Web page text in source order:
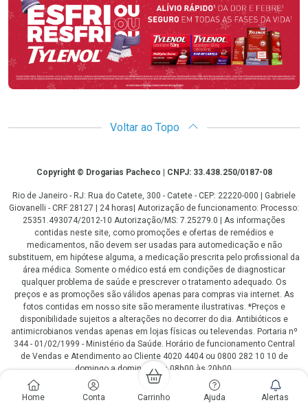
Home Conta Carrinho Ajuda Alertas
Voltar ao Topo
CopyrightCopyright © Drogarias Pacheco | CNPJ: 33.438.250/0187-08
Rio de Janeiro - RJ: Rua do Catete, 300 - Catete - CEP: 22220-000 | Gabriele
Giovanelli - CRF 28127 | 24 horas| Autorização de funcionamento: Processo:
25351.493074/2012-10 Autorização/MS: 7.25279.0 | As informações
contidas neste site, como promoções e ofertas de remédios e
medicamentos, não devem ser usadas para automedicação e não
substituem, em hipótese alguma, a medicação prescrita pelo profissional da
área médica. Somente o médico está em condições de diagnosticar
qualquer problema de saúde e prescrever o tratamento adequado. Os
preços e as promoções são válidos apenas para compras via internet. As
fotos contidas em nosso site são meramente ilustrativas. *Preços e
disponibilidade sujeitos a alterações no decorrer do dia. Antibióticos e
antimicrobianos vendas apenas em lojas físicas ou televendas. Portaria nº
344 - 01/02/1999 - Ministério da Saúde. Horário de funcionamento Central
de Vendas e Atendimento ao Cliente 4020 4404 ou 0800 282 10 10 de
domingo a domingo das 08h00 às 20h00.
LGPD Aceite os Cookies